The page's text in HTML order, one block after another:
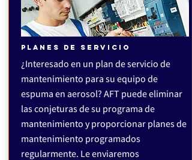
PLANES DE SERVICIO
¿Interesado en un plan de servicio de
mantenimiento para su equipo de
espuma en aerosol? AFT puede eliminar
las conjeturas de su programa de
mantenimiento y proporcionar planes de
mantenimiento programados
regularmente. Le enviaremos